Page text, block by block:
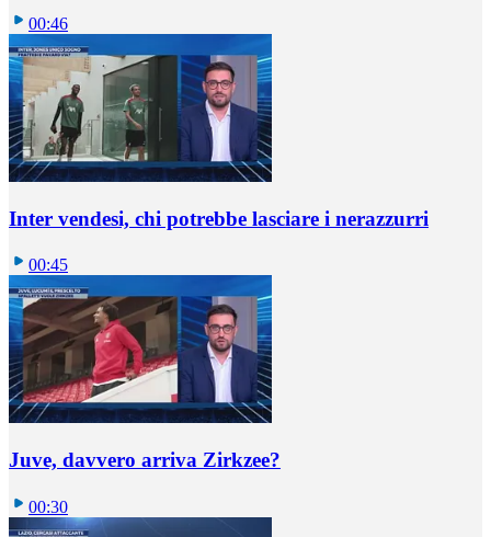
00:46
Inter vendesi, chi potrebbe lasciare i nerazzurri
00:45
Juve, davvero arriva Zirkzee?
00:30